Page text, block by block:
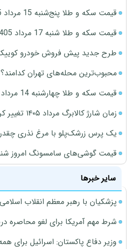
قیمت سکه و طلا پنج‌شنبه 15 مرداد 1405
قیمت سکه و طلا شنبه 17 مرداد 1405
طرح جدید پیش فروش خودرو کوییک
محبوب‌ترین محله‌های تهران کدامند؟
قیمت سکه و طلا چهارشنبه 14 مرداد 1405
زمان شارژ کالابرگ مرداد ۱۴۰۵ تغییر کرد
یک پرس زرشک‌پلو با مرغ نذری چقدر
قیمت گوشی‌های سامسونگ امروز شنبه 17 مرداد
سایر خبرها
پزشکیان با رهبر معظم انقلاب
شرط مهم آمریکا برای لغو محاصره
وزیر دفاع پاکستان: اسرائیل